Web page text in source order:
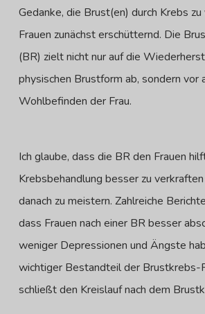
Gedanke, die Brust(en) durch Krebs
Frauen zunächst erschütternd. Die
(BR) zielt nicht nur auf die
physischen Brustform ab, sondern vor
Wohlbefinden der Frau.
Ich glaube, dass die BR den Frauen
Krebsbehandlung besser zu
danach zu meistern. Zahlreiche
dass Frauen nach einer BR besser
weniger Depressionen und Ängste
wichtiger Bestandteil der Brustkrebs-
schließt den Kreislauf nach dem